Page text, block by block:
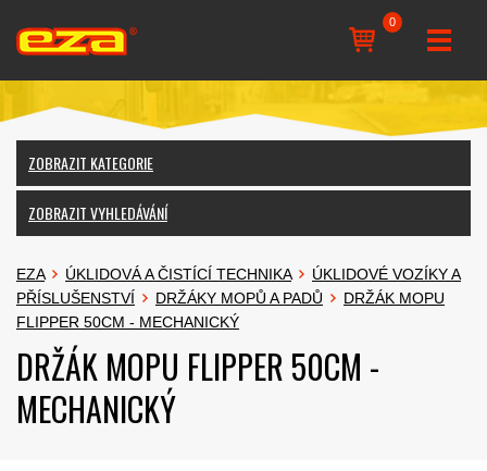
0
ZOBRAZIT KATEGORIE
ZOBRAZIT VYHLEDÁVÁNÍ
EZA ÚKLIDOVÁ A ČISTÍCÍ TECHNIKA
ÚKLIDOVÉ VOZÍKY A
PŘÍSLUŠENSTVÍ
DRŽÁKY MOPŮ A PADŮ
DRŽÁK MOPU
FLIPPER 50CM - MECHANICKÝ
DRŽÁK MOPU FLIPPER 50CM -
MECHANICKÝ